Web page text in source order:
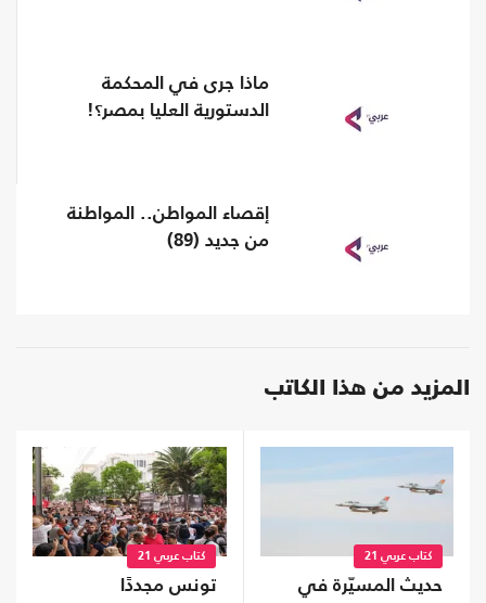
ماذا جرى في المحكمة
الدستورية العليا بمصر؟!
إقصاء المواطن.. المواطنة
من جديد (89)
المزيد من هذا الكاتب
كتاب عربي 21
حديث المسيّرة في
كتاب عربي 21
تونس مجددًا